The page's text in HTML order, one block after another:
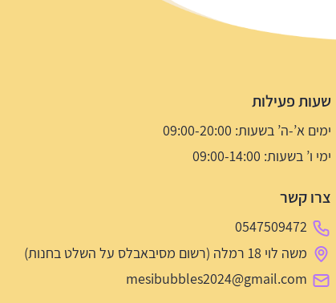
שעות פעילות
ימים א’-ה’ בשעות: 09:00-20:00
ימי ו’ בשעות: 09:00-14:00
צרו קשר
0547509472
משה לוי 18 רמלה (רשום מסיבאבלס על השלט בחנות)
mesibubbles2024@gmail.com